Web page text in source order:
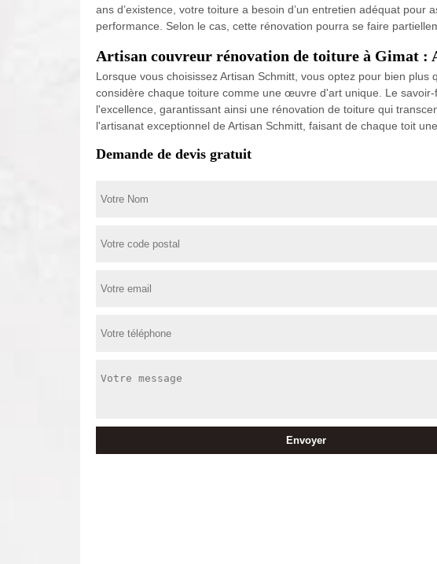
ans d’existence, votre toiture a besoin d’un entretien adéquat
performance. Selon le cas, cette rénovation pourra se faire
Artisan couvreur rénovation de toiture à Gimat :
Lorsque vous choisissez Artisan Schmitt, vous optez pour bien
considère chaque toiture comme une œuvre d'art unique. Le
l'excellence, garantissant ainsi une rénovation de toiture qui
l'artisanat exceptionnel de Artisan Schmitt, faisant de chaque toit
Demande de devis gratuit